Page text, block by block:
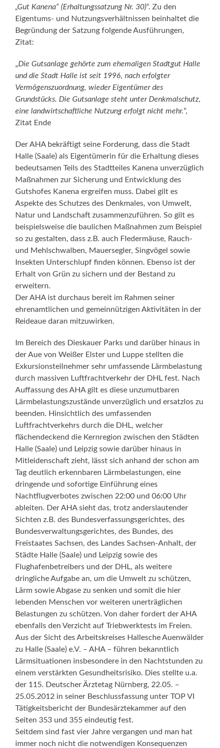
„Gut Kanena“ (Erhaltungssatzung Nr. 30)“. Zu den
Eigentums- und Nutzungsverhältnissen beinhaltet die
Begründung der Satzung folgende Ausführungen,
Zitat:
„Die Gutsanlage gehörte zum ehemaligen Stadtgut Halle
und die Stadt Halle ist seit 1996, nach erfolgter
Vermögenszuordnung, wieder Eigentümer des
Grundstücks. Die Gutsanlage steht unter Denkmalschutz,
eine landwirtschaftliche Nutzung erfolgt nicht mehr.“,
Zitat Ende
Der AHA bekräftigt seine Forderung, dass die Stadt
Halle (Saale) als Eigentümerin für die Erhaltung dieses
bedeutsamen Teils des Stadtteiles Kanena unverzüglich
Maßnahmen zur Sicherung und Entwicklung des
Gutshofes Kanena ergreifen muss. Dabei gilt es
Aspekte des Schutzes des Denkmales, von Umwelt,
Natur und Landschaft zusammenzuführen. So gilt es
beispielsweise die baulichen Maßnahmen zum Beispiel
so zu gestalten, dass z.B. auch Fledermäuse, Rauch-
und Mehlschwalben, Mauersegler, Singvögel sowie
Insekten Unterschlupf finden können. Ebenso ist der
Erhalt von Grün zu sichern und der Bestand zu
erweitern.
Der AHA ist durchaus bereit im Rahmen seiner
ehrenamtlichen und gemeinnützigen Aktivitäten in der
Reideaue daran mitzuwirken.
Im Bereich des Dieskauer Parks und darüber hinaus in
der Aue von Weißer Elster und Luppe stellten die
Exkursionsteilnehmer sehr umfassende Lärmbelastung
durch massiven Luftfrachtverkehr der DHL fest. Nach
Auffassung des AHA gilt es diese unzumutbaren
Lärmbelastungszustände unverzüglich und ersatzlos zu
beenden. Hinsichtlich des umfassenden
Luftfrachtverkehrs durch die DHL, welcher
flächendeckend die Kernregion zwischen den Städten
Halle (Saale) und Leipzig sowie darüber hinaus in
Mitleidenschaft zieht, lässt sich anhand der schon am
Tag deutlich erkennbaren Lärmbelastungen, eine
dringende und sofortige Einführung eines
Nachtflugverbotes zwischen 22:00 und 06:00 Uhr
ableiten. Der AHA sieht das, trotz anderslautender
Sichten z.B. des Bundesverfassungsgerichtes, des
Bundesverwaltungsgerichtes, des Bundes, des
Freistaates Sachsen, des Landes Sachsen-Anhalt, der
Städte Halle (Saale) und Leipzig sowie des
Flughafenbetreibers und der DHL, als weitere
dringliche Aufgabe an, um die Umwelt zu schützen,
Lärm sowie Abgase zu senken und somit die hier
lebenden Menschen vor weiteren unerträglichen
Belastungen zu schützen. Von daher fordert der AHA
ebenfalls den Verzicht auf Triebwerktests im Freien.
Aus der Sicht des Arbeitskreises Hallesche Auenwälder
zu Halle (Saale) e.V. – AHA – führen bekanntlich
Lärmsituationen insbesondere in den Nachtstunden zu
einem verstärkten Gesundheitsrisiko. Dies stellte u.a.
der 115. Deutscher Ärztetag Nürnberg, 22.05. –
25.05.2012 in seiner Beschlussfassung unter TOP VI
Tätigkeitsbericht der Bundesärztekammer auf den
Seiten 353 und 355 eindeutig fest.
Seitdem sind fast vier Jahre vergangen und man hat
immer noch nicht die notwendigen Konsequenzen